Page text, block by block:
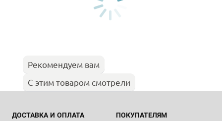
Рекомендуем вам
С этим товаром смотрели
ДОСТАВКА И ОПЛАТА ПОКУПАТЕЛЯМ